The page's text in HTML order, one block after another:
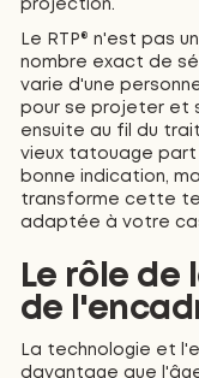
projection.
Le RTP® n'est pas
nombre exact de
varie d'une
pour se projeter et
ensuite au fil du
vieux tatouage part
bonne indication,
transforme cette
adaptée à votre
Le rôle
de
La technologie et
davantage que